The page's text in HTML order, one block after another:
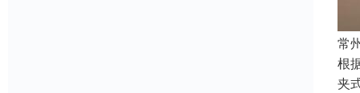
常
根
夹